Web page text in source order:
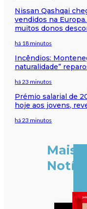
Nissan Qashqai
vendidos na
muitos donos
há 18 minutos
Incêndios:
naturalidade”
há 23 minutos
Prémio salarial de
hoje aos jovens,
há 23 minutos
Mais